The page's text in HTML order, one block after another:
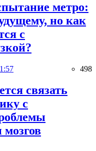
метро:
но как
с
498
связать
с
мозгов